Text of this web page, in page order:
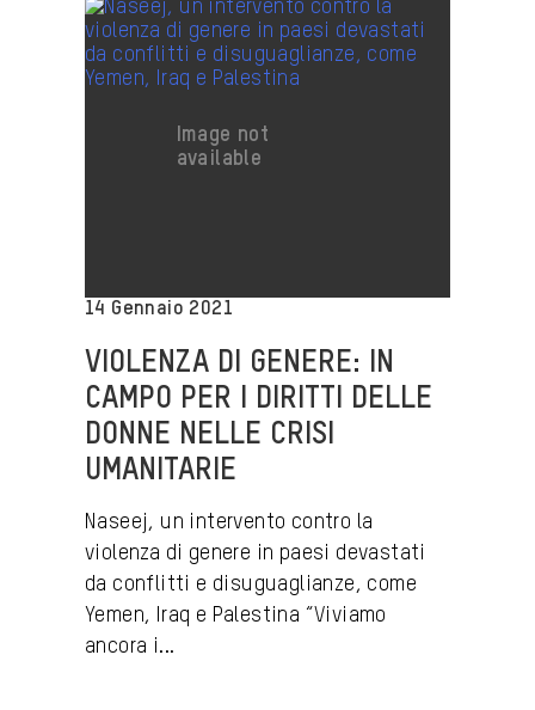
14 Gennaio 2021
VIOLENZA DI GENERE: IN
CAMPO PER I DIRITTI DELLE
DONNE NELLE CRISI
UMANITARIE
Naseej, un intervento contro la
violenza di genere in paesi devastati
da conflitti e disuguaglianze, come
Yemen, Iraq e Palestina “Viviamo
ancora i...